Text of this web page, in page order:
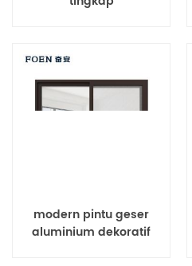
modern pintu geser
aluminium dekoratif